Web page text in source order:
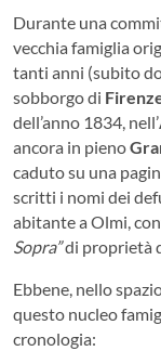
Durante una
vecchia famiglia
tanti anni (subito
sobborgo di
dell’anno 1834, nell’
ancora in pieno
caduto su una
scritti i nomi dei
abitante a Olmi,
Sopra”di proprietà
Ebbene, nello
questo nucleo
cronologia: